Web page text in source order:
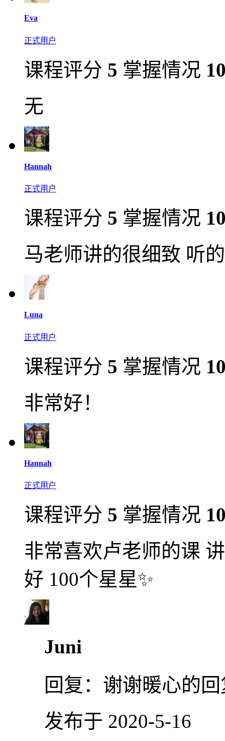
Eva
正式用户
课程评分 5 掌握情况
无
Hannah
正式用户
课程评分 5 掌握情况
马老师讲的很细致 听
Luna
正式用户
课程评分 5 掌握情况
非常好！
Hannah
正式用户
课程评分 5 掌握情况
非常喜欢卢老师的课
好 100个星星✨
Juni
回复： 谢谢暖心的回
发布于 2020-5-16